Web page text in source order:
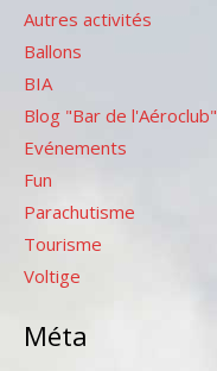
Autres activités
Ballons
BIA
Blog "Bar de l'Aéroclub"
Evénements
Fun
Parachutisme
Tourisme
Voltige
Méta